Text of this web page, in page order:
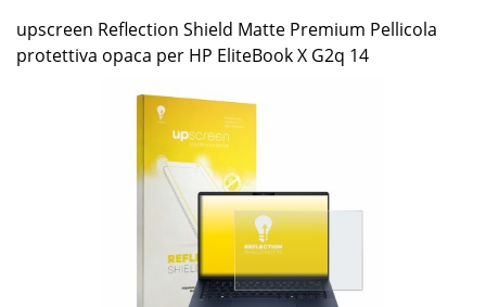
upscreen Reflection Shield Matte Premium Pellicola
protettiva opaca per HP EliteBook X G2q 14